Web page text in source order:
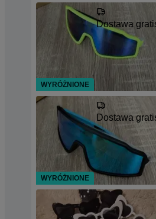
Dostawa
Dostawa
WYRÓŻNIONE
WYRÓŻNIONE